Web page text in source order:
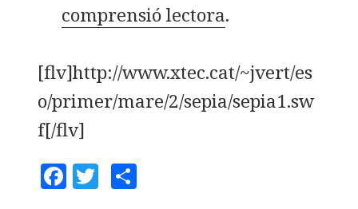
comprensió lectora.
[flv]http://www.xtec.cat/~jvert/es
o/primer/mare/2/sepia/sepia1.sw
f[/flv]
F T